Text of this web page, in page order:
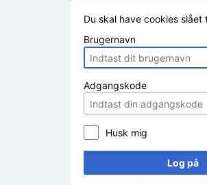
Du skal have cookies
Brugernavn
Adgangskode
Husk mig
Log på